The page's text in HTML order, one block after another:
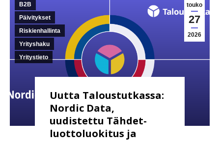
touko
27
2026
B2B
Päivitykset
Riskienhallinta
Yrityshaku
Yritystieto
Uutta Taloustutkassa:
Nordic Data,
uudistettu Tähdet-
luottoluokitus ja